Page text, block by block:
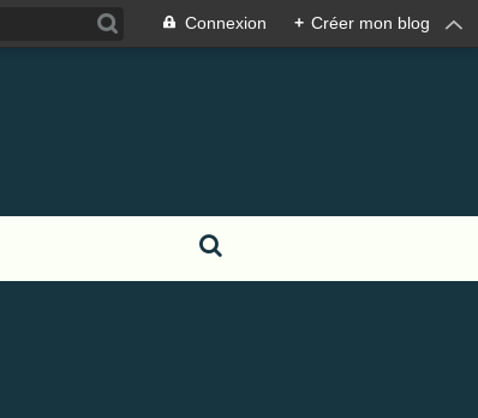
Connexion + Créer mon blog